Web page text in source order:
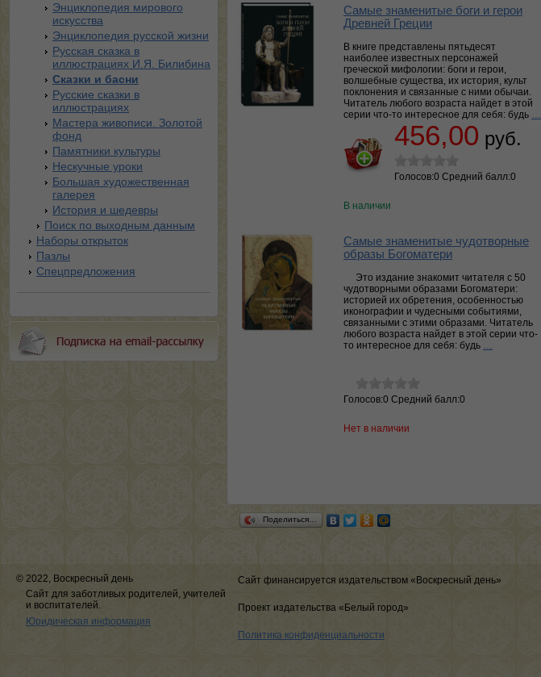
Энциклопедия мирового
искусства
Энциклопедия русской жизни
Русская сказка в
иллюстрациях И.Я. Билибина
Сказки и басни
Русские сказки в
иллюстрациях
Мастера живописи. Золотой
фонд
Памятники культуры
Нескучные уроки
Большая художественная
галерея
История и шедевры
Поиск по выходным данным
Наборы открыток
Пазлы
Спецпредложения
Самые знаменитые боги и герои
Древней Греции
В книге представлены пятьдесят
наиболее известных персонажей
греческой мифологии: боги и герои,
волшебные существа, их история, культ
поклонения и связанные с ними обычаи.
Читатель любого возраста найдет в этой
серии что-то интересное для себя: будь …
456,00 руб.
Голосов:0 Средний балл:0
В наличии
Самые знаменитые чудотворные
образы Богоматери
Это издание знакомит читателя с 50
чудотворными образами Богоматери:
историей их обретения, особенностью
иконографии и чудесными событиями,
связанными с этими образами. Читатель
любого возраста найдет в этой серии что-
то интересное для себя: будь …
Голосов:0 Средний балл:0
Нет в наличии
Поделиться…
© 2022, Воскресный день
Сайт для заботливых родителей, учителей
и воспитателей.
Юридическая информация
Сайт финансируется издательством «Воскресный день»
Проект издательства «Белый город»
Политика конфиденциальности